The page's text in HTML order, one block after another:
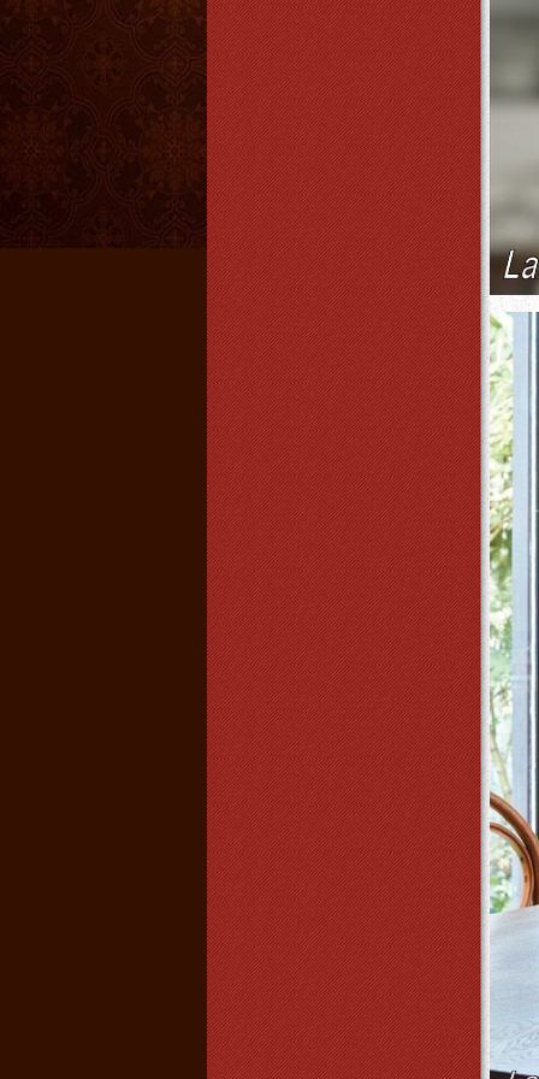
Đèn đứng nhật
Giá:850.000 VNĐ
Chi tiết
Đèn thả dây lục giác
Giá:850.000 VNĐ
Chi tiết
Đèn gỗ ba chân
Giá:950.000 VNĐ
Chi tiết
Đèn ngọn đuốc